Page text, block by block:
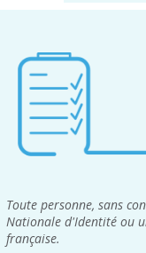
Toute personne, sans
Nationale d'Identité ou
française.